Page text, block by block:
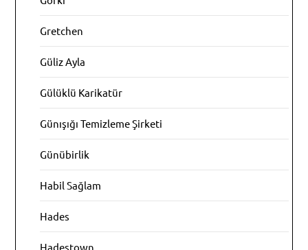
Gretchen
Güliz Ayla
Gülüklü Karikatür
Günışığı Temizleme Şirketi
Günübirlik
Habil Sağlam
Hades
Hadestown